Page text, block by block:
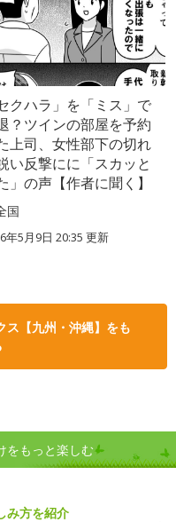
クハラ」を「ミス」で
？ツインの部屋を予約
上司、女性部下の切れ
い反撃にに「スカッと
」の声【作者に聞く】
国
年5月9日 20:35 更新
ス【九州・沖縄】をも
をもっと楽しむ
み方を紹介